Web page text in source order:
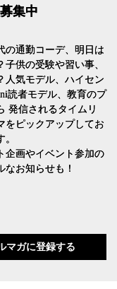
集中
の通勤コーデ、明日は
子供の受験や習い事、
人気モデル、ハイセン
読者モデル、教育のプ
発信されるタイムリ
をピックアップしてお
企画やイベント参加の
なお知らせも！
マガに登録する